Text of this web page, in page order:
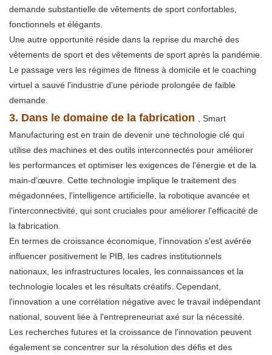
demande substantielle de vêtements de sport confortables,
fonctionnels et élégants.
Une autre opportunité réside dans la reprise du marché des
vêtements de sport et des vêtements de sport après la pandémie.
Le passage vers les régimes de fitness à domicile et le coaching
virtuel a sauvé l'industrie d'une période prolongée de faible
demande.
3. Dans le domaine de la fabrication , Smart
Manufacturing est en train de devenir une technologie clé qui
utilise des machines et des outils interconnectés pour améliorer
les performances et optimiser les exigences de l'énergie et de la
main-d'œuvre. Cette technologie implique le traitement des
mégadonnées, l'intelligence artificielle, la robotique avancée et
l'interconnectivité, qui sont cruciales pour améliorer l'efficacité de
la fabrication.
En termes de croissance économique, l'innovation s'est avérée
influencer positivement le PIB, les cadres institutionnels
nationaux, les infrastructures locales, les connaissances et la
technologie locales et les résultats créatifs. Cependant,
l'innovation a une corrélation négative avec le travail indépendant
national, souvent liée à l'entrepreneuriat axé sur la nécessité.
Les recherches futures et la croissance de l'innovation peuvent
également se concentrer sur la résolution des défis et des